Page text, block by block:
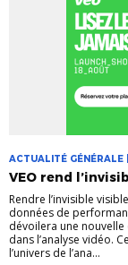
ACTUALITÉ
VEO rend
Rendre l’invisible
données de
dévoilera une
dans l’analyse vidéo.
l’univers de l’ana...